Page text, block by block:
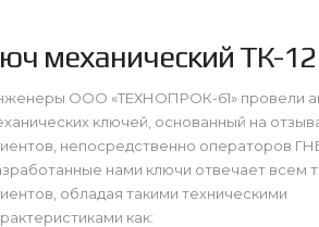
механический ТК-
ООО «ТЕХНОПРОК-61» провели
ключей, основанный на
непосредственно операторов
нами ключи отвечает всем
обладая такими техническими
как: